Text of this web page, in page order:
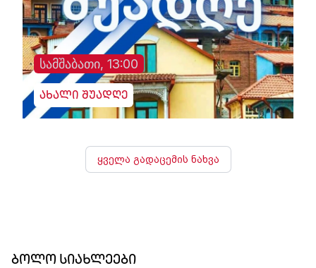
სამშაბათი, 13:00
ახალი შუადღე
ყველა გადაცემის ნახვა
ბოლო სიახლეები